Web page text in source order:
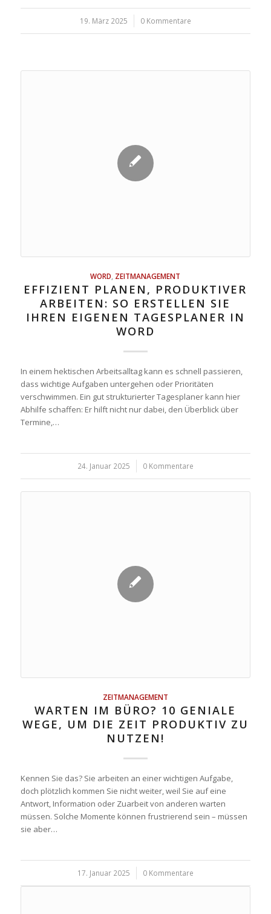
19. März 2025
/ 0 Kommentare
WORD, ZEITMANAGEMENT
EFFIZIENT PLANEN, PRODUKTIVER
ARBEITEN: SO ERSTELLEN SIE
IHREN EIGENEN TAGESPLANER IN
WORD
In einem hektischen Arbeitsalltag kann es schnell passieren,
dass wichtige Aufgaben untergehen oder Prioritäten
verschwimmen. Ein gut strukturierter Tagesplaner kann hier
Abhilfe schaffen: Er hilft nicht nur dabei, den Überblick über
Termine,…
24. Januar 2025
/ 0 Kommentare
ZEITMANAGEMENT
WARTEN IM BÜRO? 10 GENIALE
WEGE, UM DIE ZEIT PRODUKTIV ZU
NUTZEN!
Kennen Sie das? Sie arbeiten an einer wichtigen Aufgabe,
doch plötzlich kommen Sie nicht weiter, weil Sie auf eine
Antwort, Information oder Zuarbeit von anderen warten
müssen. Solche Momente können frustrierend sein – müssen
sie aber…
17. Januar 2025
/ 0 Kommentare